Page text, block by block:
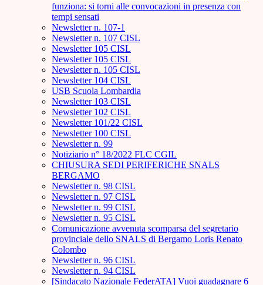
funziona: si torni alle convocazioni in presenza con
tempi sensati
Newsletter n. 107-1
Newsletter n. 107 CISL
Newsletter 105 CISL
Newsletter 105 CISL
Newsletter n. 105 CISL
Newsletter 104 CISL
USB Scuola Lombardia
Newsletter 103 CISL
Newsletter 102 CISL
Newsletter 101/22 CISL
Newsletter 100 CISL
Newsletter n. 99
Notiziario n° 18/2022 FLC CGIL
CHIUSURA SEDI PERIFERICHE SNALS
BERGAMO
Newsletter n. 98 CISL
Newsletter n. 97 CISL
Newsletter n. 99 CISL
Newsletter n. 95 CISL
Comunicazione avvenuta scomparsa del segretario
provinciale dello SNALS di Bergamo Loris Renato
Colombo
Newsletter n. 96 CISL
Newsletter n. 94 CISL
[Sindacato Nazionale FederATA] Vuoi guadagnare 6